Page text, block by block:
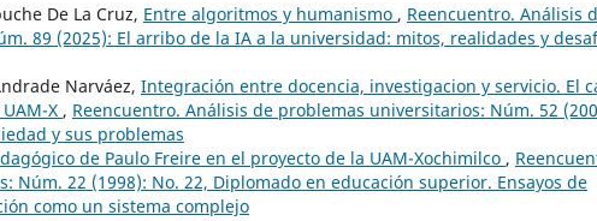
De La Cruz, Entre algoritmos y humanismo , Reencuentro. Análisis
89 (2025): El arribo de la IA a la universidad: mitos, realidades y
Narváez, Integración entre docencia, investigacion y servicio. El
X , Reencuentro. Análisis de problemas universitarios: Núm. 52
y sus problemas
de Paulo Freire en el proyecto de la UAM-Xochimilco ,
Núm. 22 (1998): No. 22, Diplomado en educación superior. Ensayos de
como un sistema complejo